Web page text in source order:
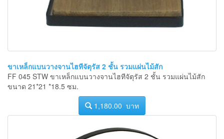
ขาเหล็กแบนวางจานไฮทีจัตุรัส 2 ชั้น รวมแผ่นไม้สัก
FF 045 STW ขาเหล็กแบนวางจานไฮทีจัตุรัส 2 ชั้น รวมแผ่นไม้สัก
ขนาด 21*21 *18.5 ซม.
1,180.00 บาท